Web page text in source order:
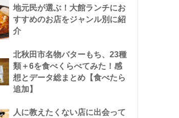
地元民が選ぶ！大館ランチにお
すすめのお店をジャンル別に紹
介
北秋田市名物バターもち、23種
類＋6を食べくらべてみた！感
想とデータ総まとめ【食べたら
追加】
人に教えたくない店に出会って